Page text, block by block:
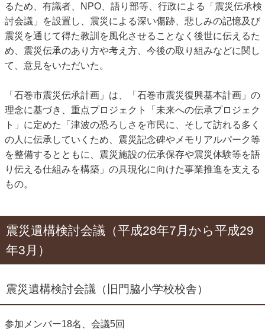
るため、有識者、NPO、語り部等、行政による「震災伝承検
討会議」を設置し、震災による深い傷跡、悲しみの記憶及び
震災を通じて得た教訓を風化させることなく後世に伝えるた
め、震災伝承のあり方や考え方、今後の取り組みなどに関し
て、意見をいただいた。
「石巻市震災伝承計画」は、「石巻市震災復興基本計画」の
理念に基づき、重点プロジェクト「未来への伝承プロジェク
ト」に定めた「津波の恐ろしさを市民に、そして訪れる多く
の人に伝承していくため、震災記念碑やメモリアルパーク等
を整備するとともに、震災施設の伝承保存や震災体験等を語
り伝える仕組みを構築」の具現化に向けた事業推進を支える
もの。
震災遺構検討会議（平成28年7月から平成29
年3月）
震災遺構検討会議（旧門脇小学校校舎）
参加メンバー18名、会議5回